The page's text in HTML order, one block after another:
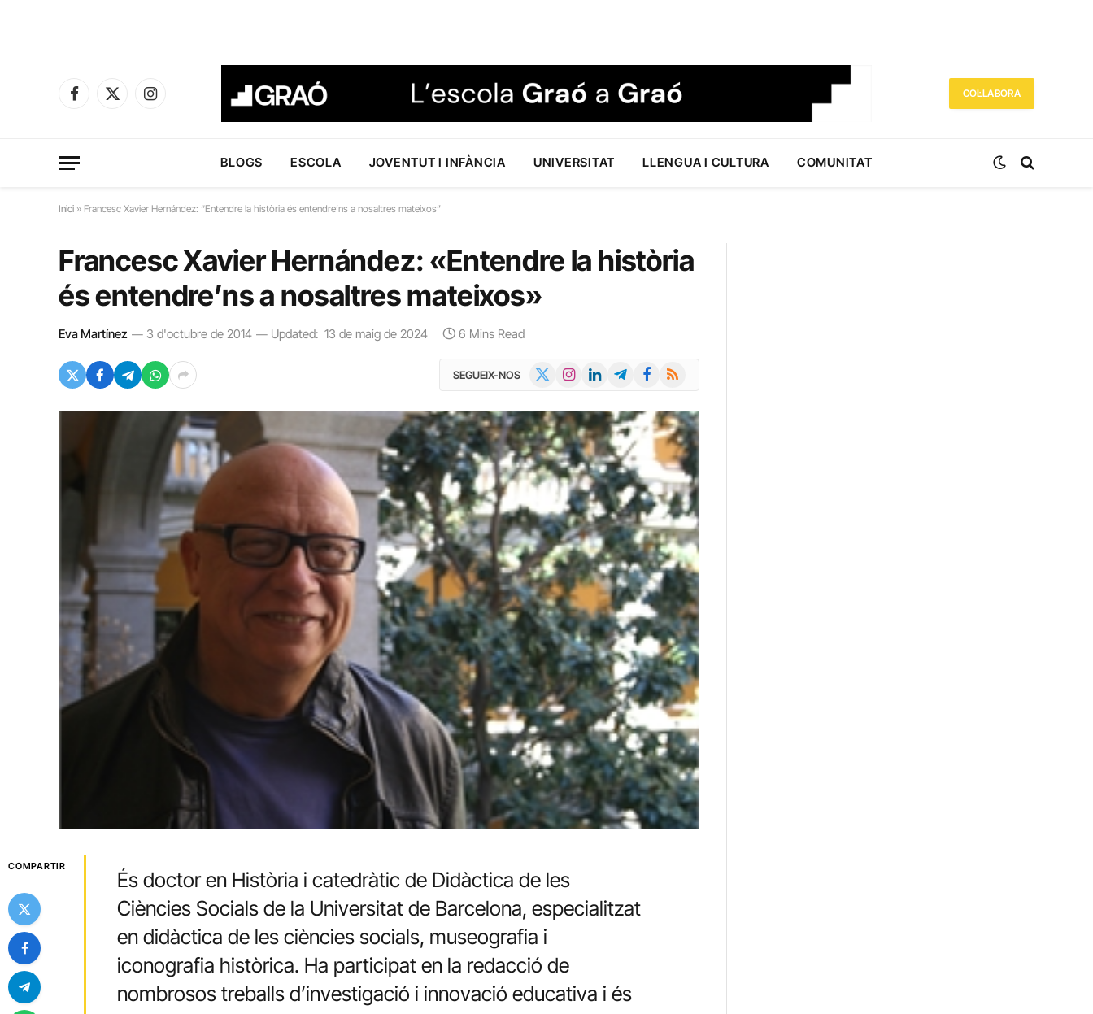
Facebook
X
Instagram
COL·LABORA
BLOGS ESCOLA JOVENTUT I INFÀNCIA UNIVERSITAT LLENGUA I CULTURA COMUNITAT
Inici » Francesc Xavier Hernández: “Entendre la història és entendre’ns a nosaltres mateixos”
Francesc Xavier Hernández: «Entendre la història
és entendre’ns a nosaltres mateixos»
Eva Martínez 3 d'octubre de 2014 Updated: 13 de maig de 2024 6 Mins Read
SEGUEIX-NOS InstagramLinkedInTelegramFacebook
RSS
COMPARTIR
És doctor en Història i catedràtic de Didàctica de les
Ciències Socials de la Universitat de Barcelona, especialitzat
en didàctica de les ciències socials, museografia i
iconografia històrica. Ha participat en la redacció de
nombrosos treballs d’investigació i innovació educativa i és